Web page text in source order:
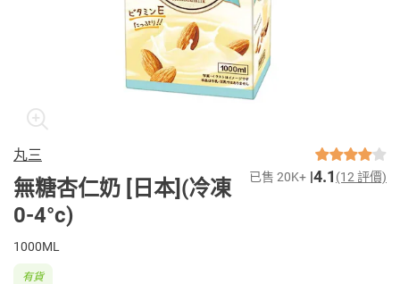
丸三
無糖杏仁奶 [日本](冷凍
0-4°c)
已售 20K+ 4.1 (12 評價)
1000ML
有貨